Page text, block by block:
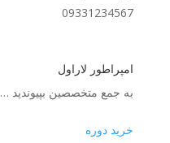
09331234567
امپراطور لاراول
به جمع متخصصین بپیوندید …
خرید دوره